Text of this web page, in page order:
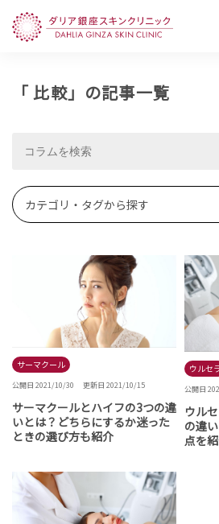
「 比較」の記事一覧
カテゴリ・タグから探す
サーマクール
公開日 2021/10/30 更新日 2021/10/15
サーマクールとハイフの3つの違
いとは？どちらにするか迷った
ときの選び方も紹介
ウルセ
公開日
ウル
の違
点を